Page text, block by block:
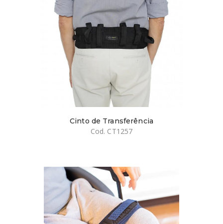
Cinto de Transferência
Cod. CT1257